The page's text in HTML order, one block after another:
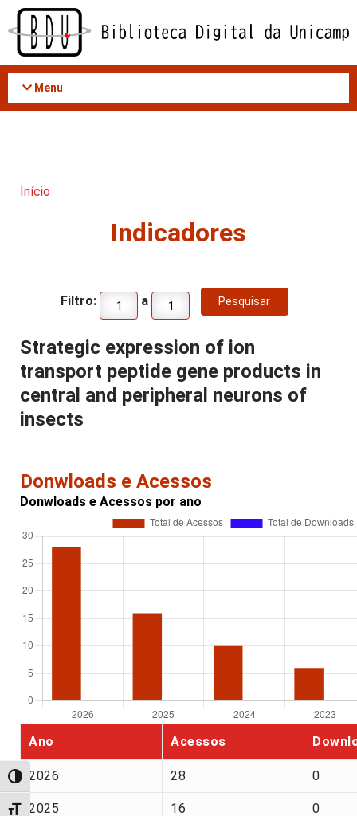
Acessar
conteúdo
Alternar alto contraste
Alternar tamanho da fonte
Menu
Início
Indicadores
Filtro: a
Strategic expression of ion
transport peptide gene products in
central and peripheral neurons of
insects
Donwloads e Acessos
Donwloads e Acessos por ano
Ano Acessos
2026 28 0
2025 16 0